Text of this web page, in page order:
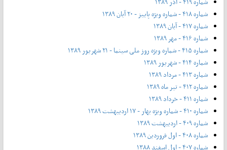
شماره ۴۱۸ - شماره ویژه پاییز - ۲۰ آبان ۱۳۸۹
شماره ۴۱۷ - آبان ۱۳۸۹
شماره ۴۱۶ - مهر ۱۳۸۹
شماره ۴۱۵ - شماره ویژه روز ملی سینما - ۲۱ شهریور ۱۳۸۹
شماره ۴۱۴ - شهریور ۱۳۸۹
شماره ۴۱۳ - مرداد ۱۳۸۹
شماره ۴۱۲ - تیر ماه ۱۳۸۹
شماره ۴۱۱ - خرداد ۱۳۸۹
شماره ۴۱۰ - شماره ویژه بهار - ۱۷ اردیبهشت ۱۳۸۹
شماره ۴۰۹ - اردیبهشت ۱۳۸۹
شماره ۴۰۸ - اول فروردین ۱۳۸۹
شماره ۴۰۷ - اول اسفند ۱۳۸۸